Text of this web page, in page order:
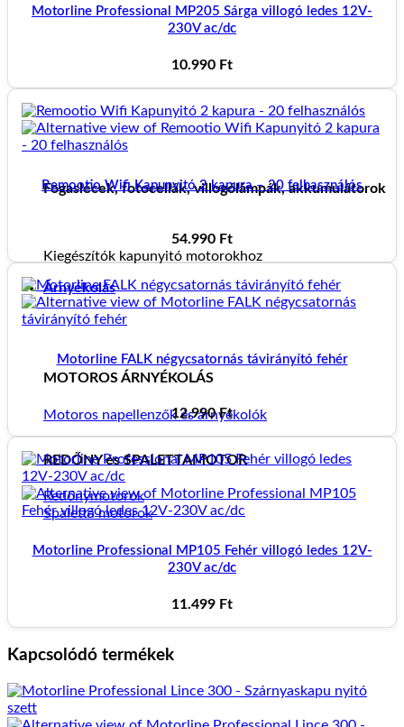
Fogaslécek, fotocellák, villogólámpák, akkumulátorok
Kiegészítók kapunyitó motorokhoz
Árnyékolás
MOTOROS ÁRNYÉKOLÁS
Motoros napellenzők és árnyékolók
REDŐNY és SPALETTAMOTOR
Redőnymotorok
Spaletta motorok
Motorline Professional MP205 Sárga villogó ledes 12V-
230V ac/dc
10.990 Ft
Remootio Wifi Kapunyitó 2 kapura – 20 felhasználós
54.990 Ft
Motorline FALK négycsatornás távirányító fehér
12.990Ft
Motorline Professional MP105 Fehér villogó ledes 12V-
230V ac/dc
11.499 Ft
Kapcsolódó termékek